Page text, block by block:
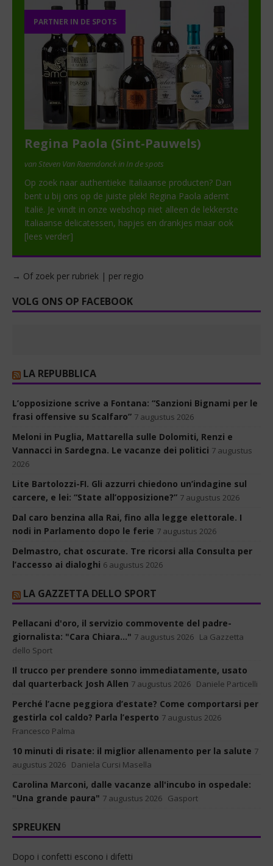
PARTNER IN DE SPOTS
Regina Paola (Sint-Pauwels)
van Steven Van Raemdonck in In de spots
Op zoek naar authentieke Italiaanse producten? Dan
bent u bij ons op de juiste plek! Regina Paola ademt
Italië. Je vindt in onze webshop niet alleen de lekkerste
Italiaanse delicatessen, hapjes en drankjes maar ook
[lees verder]
→ Of zoek per rubriek | per regio
VOLG ONS OP FACEBOOK
LA REPUBBLICA
L’opposizione scrive a Fontana: “Sanzioni Bignami per le
frasi offensive su Scalfaro” 7 augustus 2026
Meloni in Puglia, Mattarella sulle Dolomiti, Renzi e
Vannacci in Sardegna. Le vacanze dei politici 7 augustus
2026
Lite Bartolozzi-FI. Gli azzurri chiedono un’indagine sul
carcere, e lei: “State all’opposizione?” 7 augustus 2026
Dal caro benzina alla Rai, fino alla legge elettorale. I
nodi in Parlamento dopo le ferie 7 augustus 2026
Delmastro, chat oscurate. Tre ricorsi alla Consulta per
l’accesso ai dialoghi 6 augustus 2026
LA GAZZETTA DELLO SPORT
Pellacani d'oro, il servizio commovente del padre-
giornalista: "Cara Chiara..." 7 augustus 2026 La Gazzetta
dello Sport
Il trucco per prendere sonno immediatamente, usato
dal quarterback Josh Allen 7 augustus 2026 Daniele Particelli
Perché l’acne peggiora d’estate? Come comportarsi per
gestirla col caldo? Parla l’esperto 7 augustus 2026
Francesco Palma
10 minuti di risate: il miglior allenamento per la salute 7
augustus 2026 Daniela Cursi Masella
Carolina Marconi, dalle vacanze all'incubo in ospedale:
"Una grande paura" 7 augustus 2026 Gasport
SPREUKEN
Dopo i confetti escono i difetti